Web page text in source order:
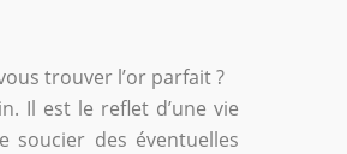
trouver l’or parfait ?
Il est le reflet d’une vie
soucier des éventuelles